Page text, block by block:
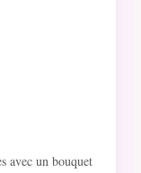
avec un bouquet